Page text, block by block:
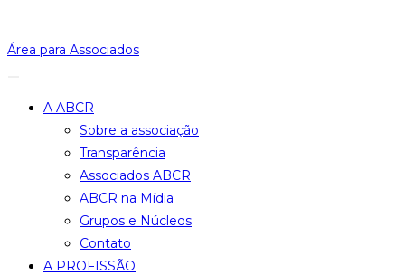
Área para Associados
A ABCR
Sobre a associação
Transparência
Associados ABCR
ABCR na Mídia
Grupos e Núcleos
Contato
A PROFISSÃO